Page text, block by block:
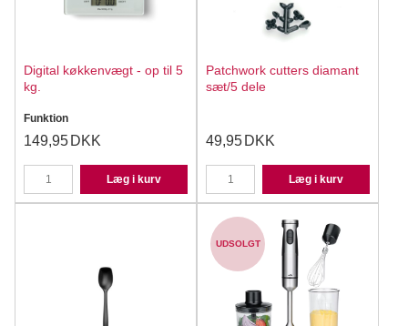
Digital køkkenvægt - op til 5
kg.
Funktion
149,95 DKK
Læg i kurv
Patchwork cutters diamant
sæt/5 dele
49,95 DKK
Læg i kurv
UDSOLGT